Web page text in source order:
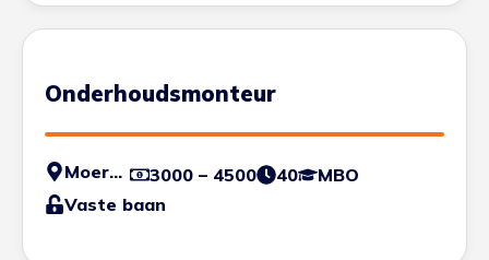
Onderhoudsmonteur
Moerdijk 3000 – 4500 40
MBO
Vaste baan